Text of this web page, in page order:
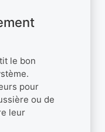
le bon
pour
ou de
leur